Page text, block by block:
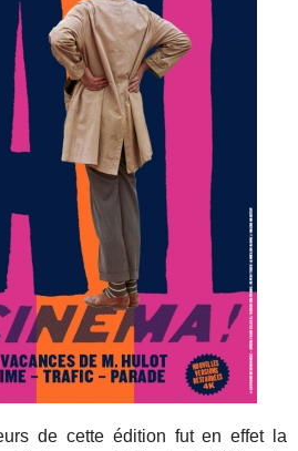
de cette édition fut en effet la